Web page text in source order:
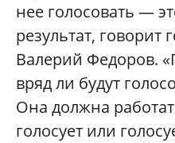
нее голосовать —
результат,
Валерий Федоров.
вряд ли будут
Она должна
голосует или